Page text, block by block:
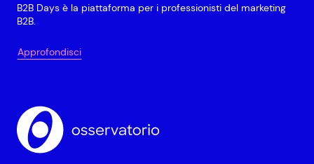
B2B Days è la piattaforma per i professionisti del marketing
B2B.
Approfondisci